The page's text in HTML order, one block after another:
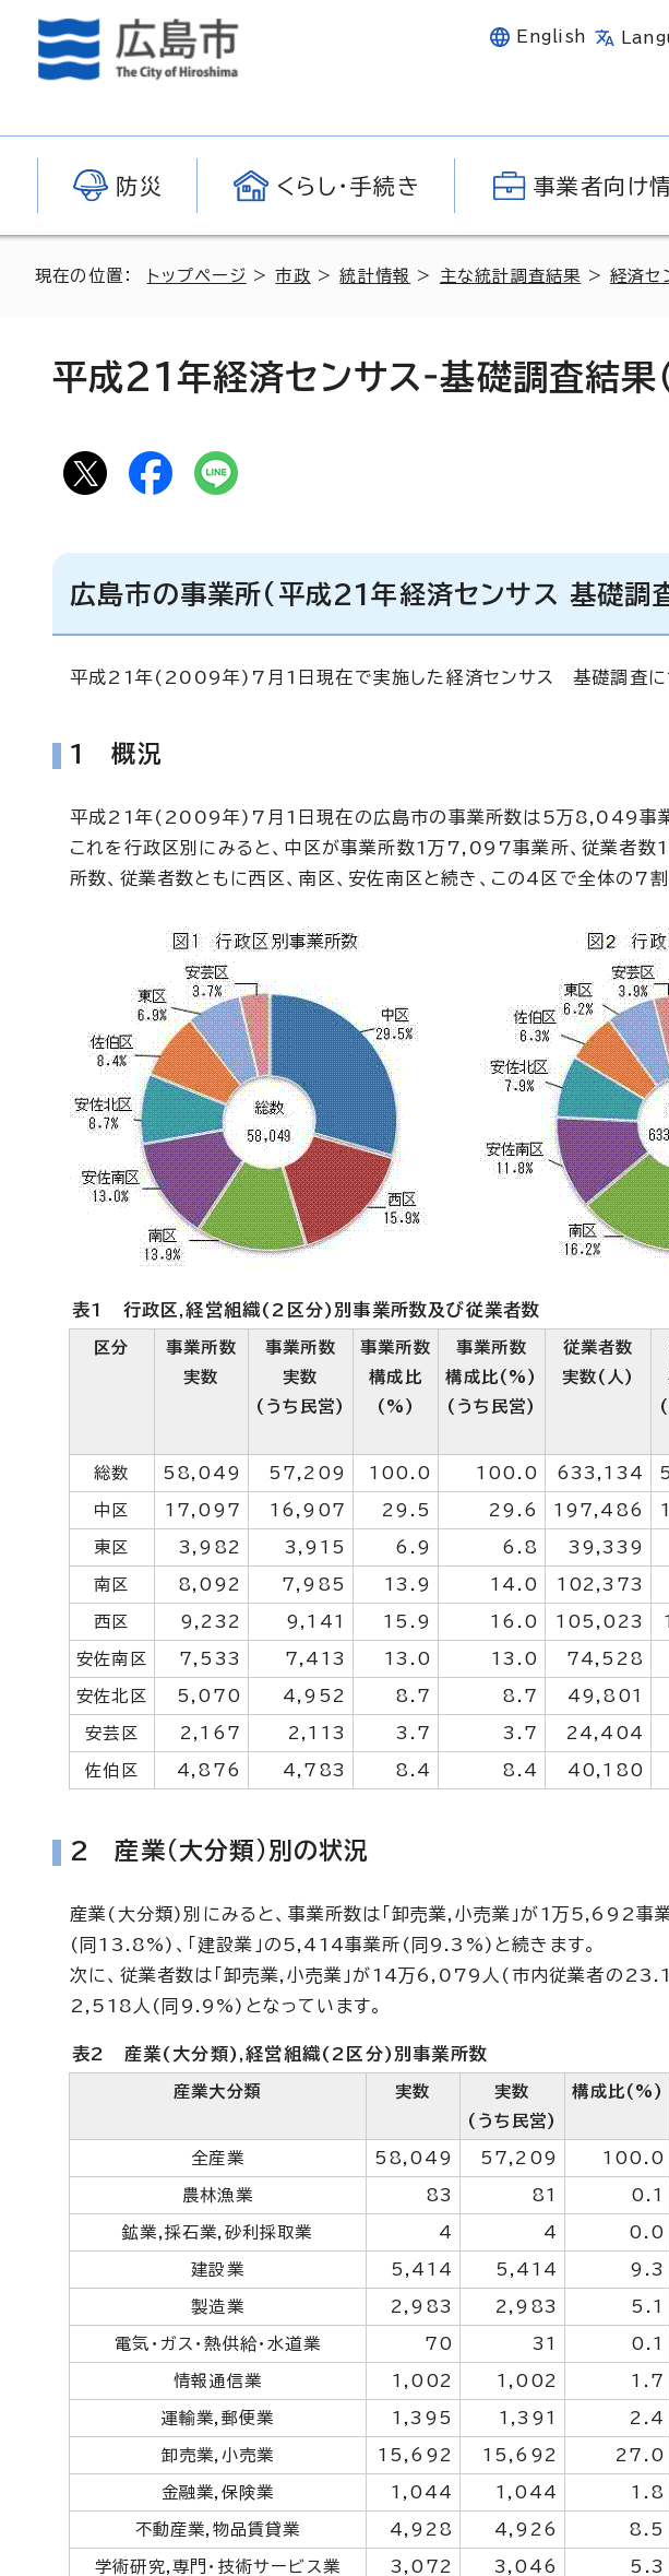
English
防災 くらし・手続き 事業者向け
現在の位置： トップページ >市政 >統計情報 > 主な統計調査結果 >経済セ
平成21年経済センサス‐基礎調査結果（
広島市の事業所(平成21年経済センサス 基礎調
平成21年(2009年)7月1日現在で実施した経済センサス 基礎調査につ
1 概況
平成21年(2009年)7月1日現在の広島市の事業所数は5万8,049事業
これを行政区別にみると、中区が事業所数1万7,097事業所、従業者
所数、従業者数ともに西区、南区、安佐南区と続き、この4区で全体の7割
表1 行政区,経営組織(2区分)別事業所数及び従業者数
区分
事業所数
実数
事業所数
実数
(うち民営)
事業所数
構成比
(%)
事業所数
構成比(%)
(うち民営)
従業者数
実数(人)
総数 58,049 57,209 100.0 100.0 633,134
中区 17,097 16,907 29.5 29.6 197,486
東区 3,982 3,915 6.9 6.8 39,339
南区 8,092 7,985 13.9 14.0 102,373
西区 9,232 9,141 15.9 16.0 105,023
安佐南区 7,533 7,413 13.0 13.0 74,528
安佐北区 5,070 4,952 8.7 8.7 49,801
安芸区 2,167 2,113 3.7 3.7 24,404
佐伯区 4,876 4,783 8.4 8.4 40,180
2 産業(大分類)別の状況
産業(大分類)別にみると、事業所数は「卸売業,小売業」が1万5,692
(同13.8%)、「建設業」の5,414事業所(同9.3%)と続きます。
次に、従業者数は「卸売業,小売業」が14万6,079人(市内従業者の
2,518人(同9.9%)となっています。
表2 産業(大分類),経営組織(2区分)別事業所数
産業大分類 実数
実数
(うち民営)
構成比(%)
全産業 58,049 57,209 100.0
農林漁業 83 81 0.1
鉱業,採石業,砂利採取業 4 4 0.0
建設業 5,414 5,414 9.3
製造業 2,983 2,983 5.1
電気・ガス・熱供給・水道業 70 31 0.1
情報通信業 1,002 1,002 1.7
運輸業,郵便業 1,395 1,391 2.4
卸売業,小売業 15,692 15,692 27.0
金融業,保険業 1,044 1,044 1.8
不動産業,物品賃貸業 4,928 4,926 8.5
学術研究,専門・技術サービス業 3,072 3,046 5.3